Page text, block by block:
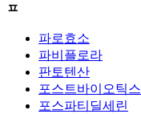
ㅍ
파로효소
파비플로라
판토텐산
포스트바이오틱스
포스파티딜세린